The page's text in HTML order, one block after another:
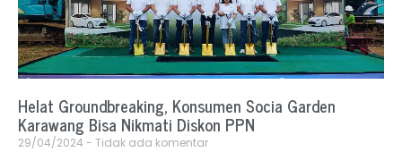
Helat Groundbreaking, Konsumen Socia Garden
Karawang Bisa Nikmati Diskon PPN
29/04/2024 Tidak ada komentar